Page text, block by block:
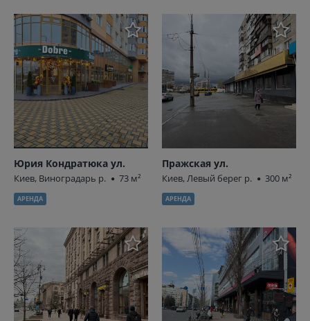
Юрия Кондратюка ул.
Киев, Виноградарь р. 73 м²
АРЕНДА
Пражская ул.
Киев, Левый берег р. 300 м²
АРЕНДА